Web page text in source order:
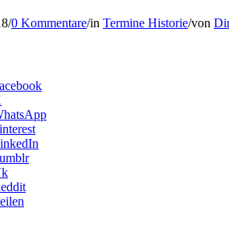
/0 Kommentare/in Termine Historie/von